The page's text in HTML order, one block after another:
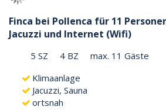
Finca bei Pollenca für 11
Jacuzzi und Internet (Wifi)
5 SZ 4 BZ max. 11 Gäste
Klimaanlage
Jacuzzi, Sauna
ortsnah